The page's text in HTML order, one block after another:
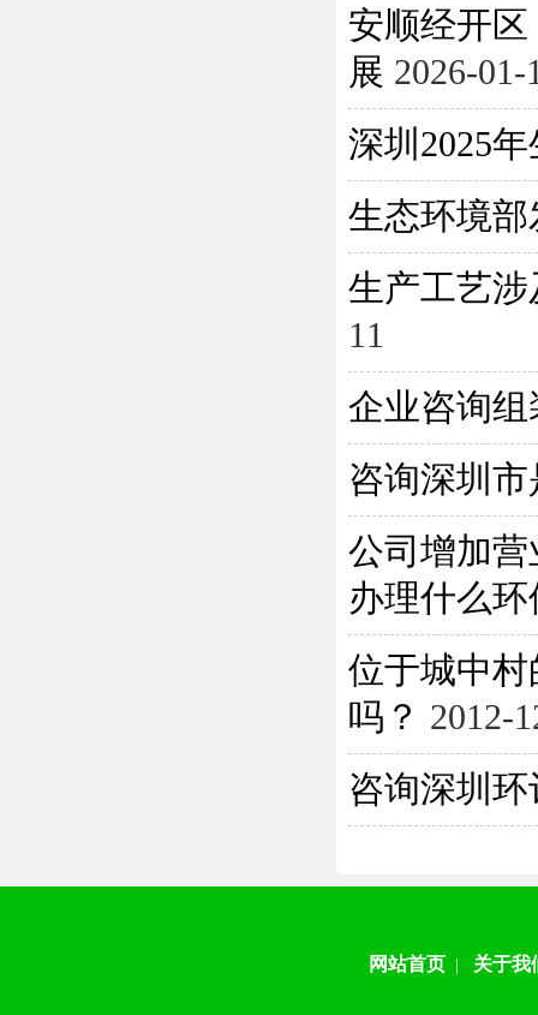
安顺经开
展 2026-01-
深圳2025
生态环境
生产工艺
11
企业咨询
咨询深圳
公司增加
办理什么
位于城中
吗？ 2012-
咨询深圳
网站首页 关于我